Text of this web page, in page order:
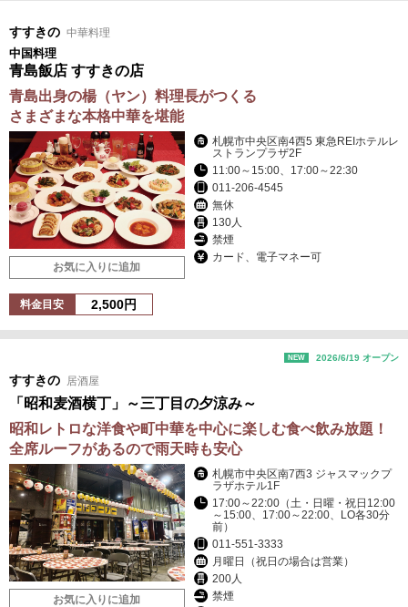
すすきの 中華料理
中国料理
青島飯店 すすきの店
青島出身の楊（ヤン）料理長がつくる
さまざまな本格中華を堪能
お気に入りに追加
札幌市中央区南4西5 東急REIホテルレ
ストランプラザ2F
11:00～15:00、17:00～22:30
011-206-4545
無休
130人
禁煙
カード、電子マネー可
料金目安 2,500円
NEW 2026/6/19 オープン
すすきの 居酒屋
「昭和麦酒横丁」～三丁目の夕涼み～
昭和レトロな洋食や町中華を中心に楽しむ食べ飲み放題！
全席ルーフがあるので雨天時も安心
お気に入りに追加
札幌市中央区南7西3 ジャスマックプ
ラザホテル1F
17:00～22:00（土・日曜・祝日12:00
～15:00、17:00～22:00、LO各30分
前）
011-551-3333
月曜日（祝日の場合は営業）
200人
禁煙